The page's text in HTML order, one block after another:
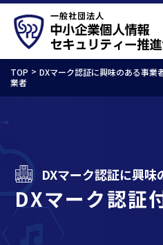
TOP
DXマーク認証に興味のある事業
業者
DXマーク認証に興
DXマーク認証